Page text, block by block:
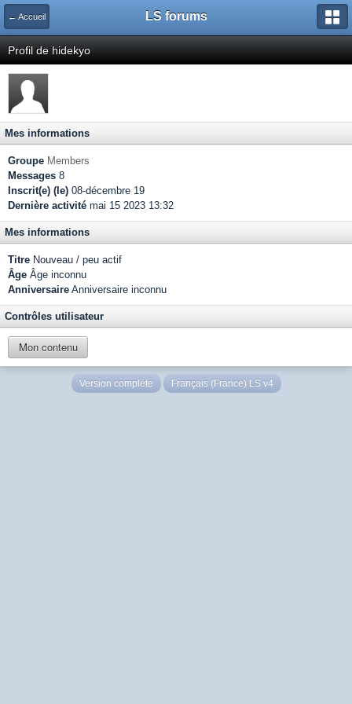
← Accueil LS forums
Profil de hidekyo
Mes informations
Groupe Members
Messages 8
Inscrit(e) (le) 08-décembre 19
Dernière activité mai 15 2023 13:32
Mes informations
Titre Nouveau / peu actif
Âge Âge inconnu
Anniversaire Anniversaire inconnu
Contrôles utilisateur
Mon contenu
Version complète Français (France) LS v4